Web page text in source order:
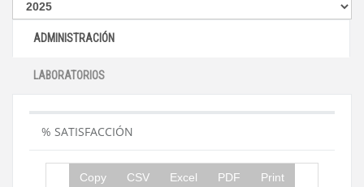
ADMINISTRACIÓN
LABORATORIOS
% SATISFACCIÓN
Copy CSV Excel PDF Print